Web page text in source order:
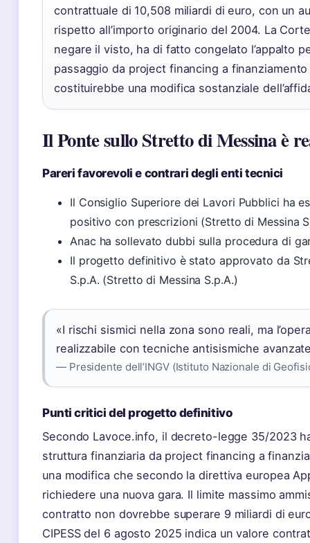
contrattuale di 10,508 miliardi di euro, con un
rispetto all’importo originario del 2004. La
negare il visto, ha di fatto congelato l’appalto
passaggio da project financing a
costituirebbe una modifica sostanziale
Il Ponte sullo Stretto di Messina è
Pareri favorevoli e contrari degli enti tecnici
Il Consiglio Superiore dei Lavori Pubblici ha
positivo con prescrizioni (Stretto di Messina
Anac ha sollevato dubbi sulla procedura di
Il progetto definitivo è stato approvato da
S.p.A. (Stretto di Messina S.p.A.)
«I rischi sismici nella zona sono reali, ma
realizzabile con tecniche antisismiche
— Presidente dell’INGV (Istituto Nazionale di
Punti critici del progetto definitivo
Secondo Lavoce.info, il decreto-legge 35/2023
struttura finanziaria da project financing a
una modifica che secondo la direttiva europea
richiedere una nuova gara. Il limite massimo
contratto non dovrebbe superare 9 miliardi di
CIPESS del 6 agosto 2025 indica un valore